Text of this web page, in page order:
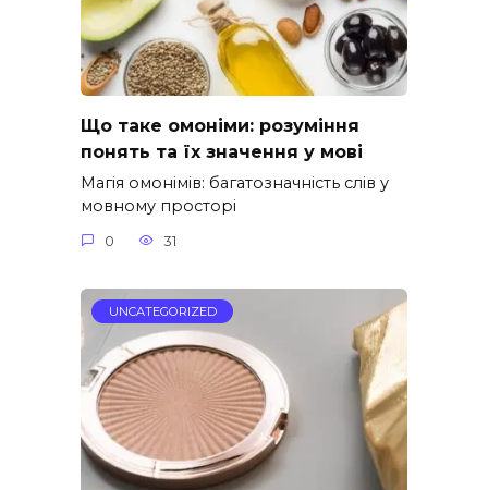
Що таке омоніми: розуміння
понять та їх значення у мові
Магія омонімів: багатозначність слів у
мовному просторі
0 31
UNCATEGORIZED